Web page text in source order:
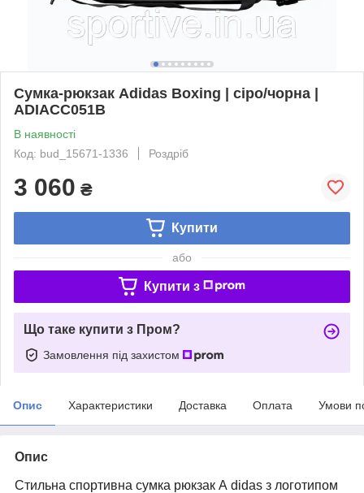
Сумка-рюкзак Adidas Boxing | сіро/чорна |
ADIACC051B
В наявності
Код: bud_15671-1336
Роздріб
3 060 ₴
Купити
або
Купити з
Що таке купити з Пром?
Замовлення під захистом
Опис Характеристики Доставка Оплата Умови
Опис
Стильна спортивна сумка рюкзак A didas з логотипом